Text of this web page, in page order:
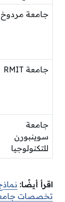
جامعة مردوخ
جامعة RMIT
جامعة
سوينبورن
للتكنولوجيا
اقرأ أيضًا:
تخصصات